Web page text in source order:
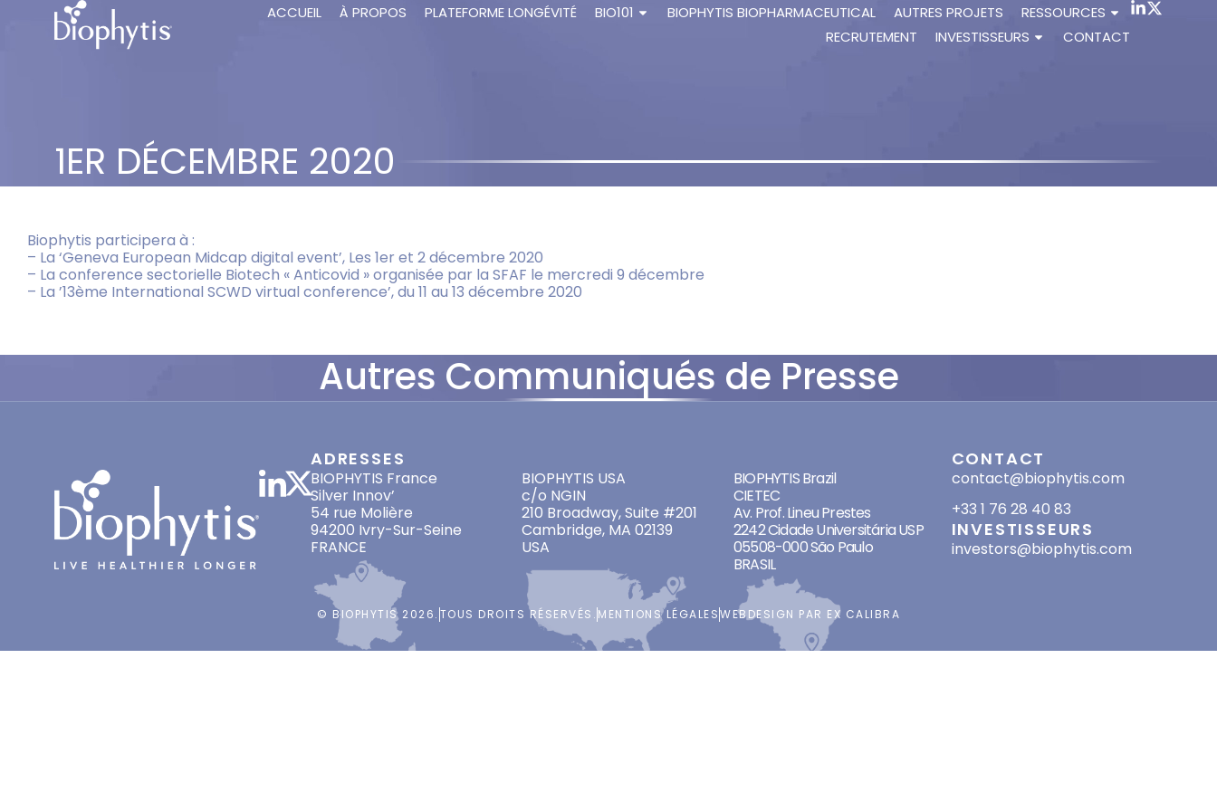
ACCUEIL À PROPOS PLATEFORME LONGÉVITÉ BIO101 BIOPHYTIS BIOPHARMACEUTICAL AUTRES PROJETS
RESSOURCES
RECRUTEMENT
INVESTISSEURS CONTACT
1ER DÉCEMBRE 2020
Biophytis participera à :
– La ‘Geneva European Midcap digital event’, Les 1er et 2 décembre 2020
– La conference sectorielle Biotech « Anticovid » organisée par la SFAF le mercredi 9 décembre
– La ’13ème International SCWD virtual conference’, du 11 au 13 décembre 2020
Autres Communiqués de Presse
ADRESSES
BIOPHYTIS France
Silver Innov’
54 rue Molière
94200 Ivry-Sur-Seine
FRANCE
BIOPHYTIS USA
c/o NGIN
210 Broadway, Suite #201
Cambridge, MA 02139
USA
BIOPHYTIS Brazil
CIETEC
Av. Prof. Lineu Prestes
2242 Cidade Universitária USP
05508-000 São Paulo
BRASIL
CONTACT
contact@biophytis.com
+33 1 76 28 40 83
INVESTISSEURS
investors@biophytis.com
© BIOPHYTIS 2026. TOUS DROITS RÉSERVÉS. MENTIONS LÉGALESWEBDESIGN PAR EX CALIBRA